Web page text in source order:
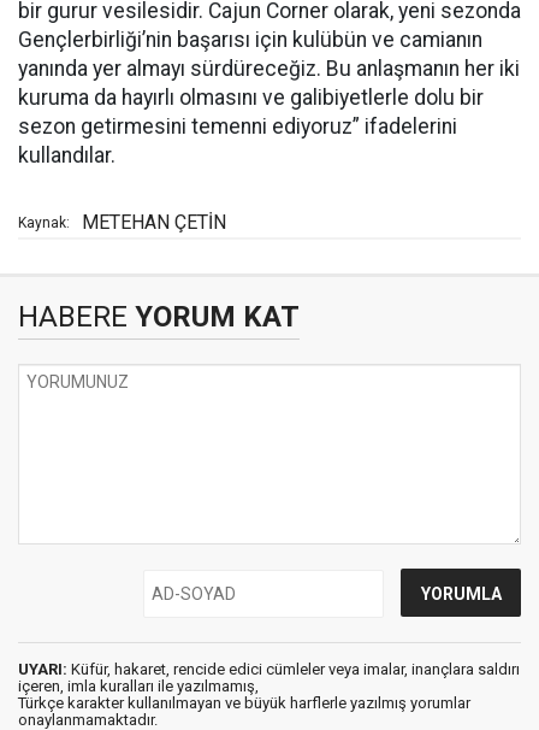
bir gurur vesilesidir. Cajun Corner olarak, yeni sezonda
Gençlerbirliği’nin başarısı için kulübün ve camianın
yanında yer almayı sürdüreceğiz. Bu anlaşmanın her iki
kuruma da hayırlı olmasını ve galibiyetlerle dolu bir
sezon getirmesini temenni ediyoruz” ifadelerini
kullandılar.
Kaynak: METEHAN ÇETİN
HABERE YORUM KAT
UYARI: Küfür, hakaret, rencide edici cümleler veya imalar, inançlara saldırı
içeren, imla kuralları ile yazılmamış,
Türkçe karakter kullanılmayan ve büyük harflerle yazılmış yorumlar
onaylanmamaktadır.